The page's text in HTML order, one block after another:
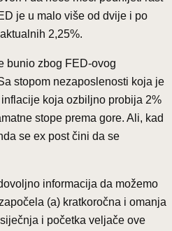
je u malo više od dvije i po
2,25%.
bunio zbog FED-ovog
stopom nezaposlenosti koja je
koja ozbiljno probija 2%
stope prema gore. Ali, kad
se ex post čini da se
informacija da možemo
(a) kratkoročna i omanja
i početka veljače ove